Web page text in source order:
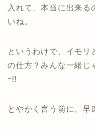
入れて、本当に出来る
いね。
というわけで、イモリ
の仕方？みんな一緒
ｰ!!
とやかく言う前に、早